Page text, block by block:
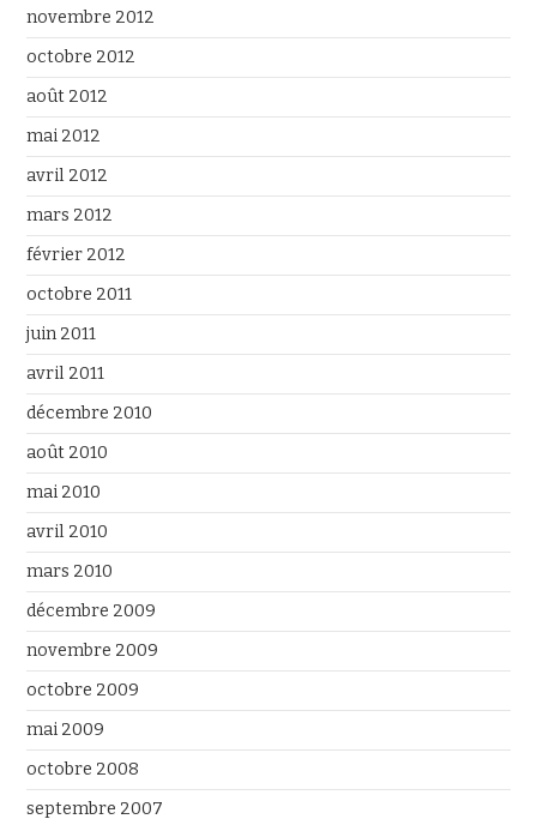
novembre 2012
octobre 2012
août 2012
mai 2012
avril 2012
mars 2012
février 2012
octobre 2011
juin 2011
avril 2011
décembre 2010
août 2010
mai 2010
avril 2010
mars 2010
décembre 2009
novembre 2009
octobre 2009
mai 2009
octobre 2008
septembre 2007